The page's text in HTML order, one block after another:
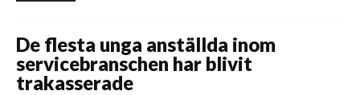
De flesta unga anställda inom
servicebranschen har blivit
trakasserade